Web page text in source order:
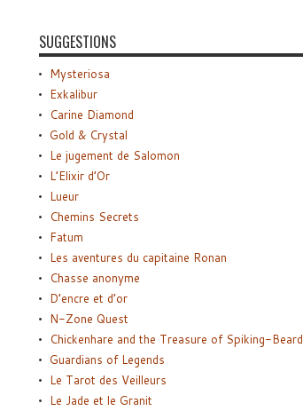
SUGGESTIONS
Mysteriosa
Exkalibur
Carine Diamond
Gold & Crystal
Le jugement de Salomon
L’Elixir d’Or
Lueur
Chemins Secrets
Fatum
Les aventures du capitaine Ronan
Chasse anonyme
D’encre et d’or
N-Zone Quest
Chickenhare and the Treasure of Spiking-Beard
Guardians of Legends
Le Tarot des Veilleurs
Le Jade et le Granit